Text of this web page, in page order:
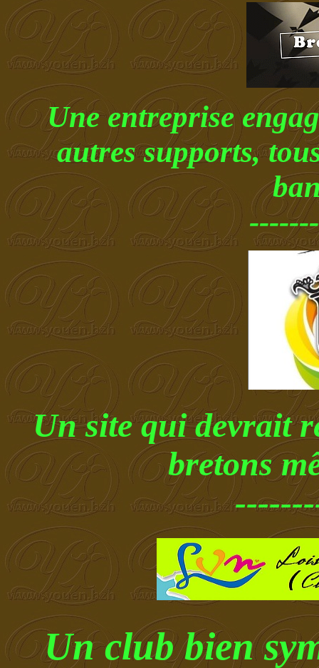
Une entreprise
autres supports,
Un site qui devrait
bretons
Un club bien